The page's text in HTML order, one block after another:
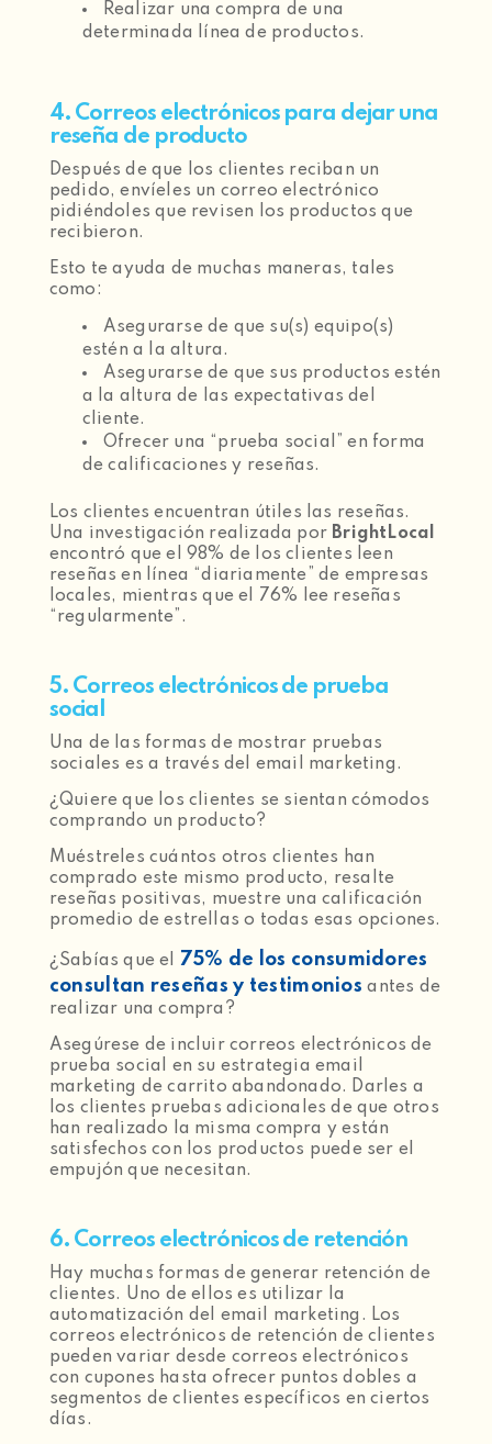
Realizar una compra de una
determinada línea de productos.
4. Correos electrónicos para dejar una
reseña de producto
Después de que los clientes reciban un
pedido, envíeles un correo electrónico
pidiéndoles que revisen los productos que
recibieron.
Esto te ayuda de muchas maneras, tales
como:
Asegurarse de que su(s) equipo(s)
estén a la altura.
Asegurarse de que sus productos estén
a la altura de las expectativas del
cliente.
Ofrecer una “prueba social” en forma
de calificaciones y reseñas.
Los clientes encuentran útiles las reseñas.
Una investigación realizada por BrightLocal
encontró que el 98% de los clientes leen
reseñas en línea “diariamente” de empresas
locales, mientras que el 76% lee reseñas
“regularmente”.
5. Correos electrónicos de prueba
social
Una de las formas de mostrar pruebas
sociales es a través del email marketing.
¿Quiere que los clientes se sientan cómodos
comprando un producto?
Muéstreles cuántos otros clientes han
comprado este mismo producto, resalte
reseñas positivas, muestre una calificación
promedio de estrellas o todas esas opciones.
¿Sabías que el 75% de los consumidores
consultan reseñas y testimonios antes de
realizar una compra?
Asegúrese de incluir correos electrónicos de
prueba social en su estrategia email
marketing de carrito abandonado. Darles a
los clientes pruebas adicionales de que otros
han realizado la misma compra y están
satisfechos con los productos puede ser el
empujón que necesitan.
6. Correos electrónicos de retención
Hay muchas formas de generar retención de
clientes. Uno de ellos es utilizar la
automatización del email marketing. Los
correos electrónicos de retención de clientes
pueden variar desde correos electrónicos
con cupones hasta ofrecer puntos dobles a
segmentos de clientes específicos en ciertos
días.